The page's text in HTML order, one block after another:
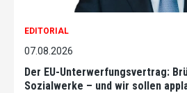
EDITORIAL
07.08.2026
Der EU-Unterwerfungsvertrag:
Sozialwerke – und wir sollen